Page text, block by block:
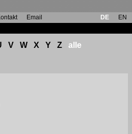
Email DE
EN
V W X Y Z alle